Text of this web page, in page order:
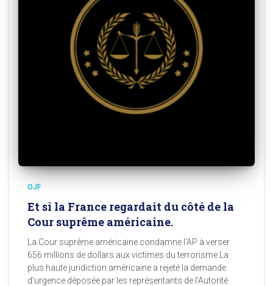
OJF
Et si la France regardait du côté de la
Cour suprême américaine.
La Cour suprême américaine condamne l’AP à verser
656 millions de dollars aux victimes du terrorisme La
plus haute juridiction américaine a rejeté la demande
d’urgence déposée par les représentants de l’Autorité